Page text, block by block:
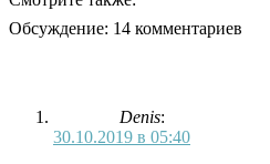
Обсуждение: 14 комментариев
Denis:
30.10.2019 в 05:40